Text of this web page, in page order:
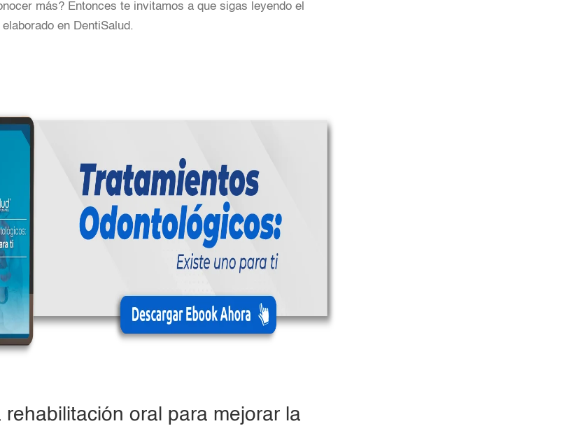
más? Entonces te invitamos a que sigas leyendo el
en DentiSalud.
rehabilitación oral para mejorar la